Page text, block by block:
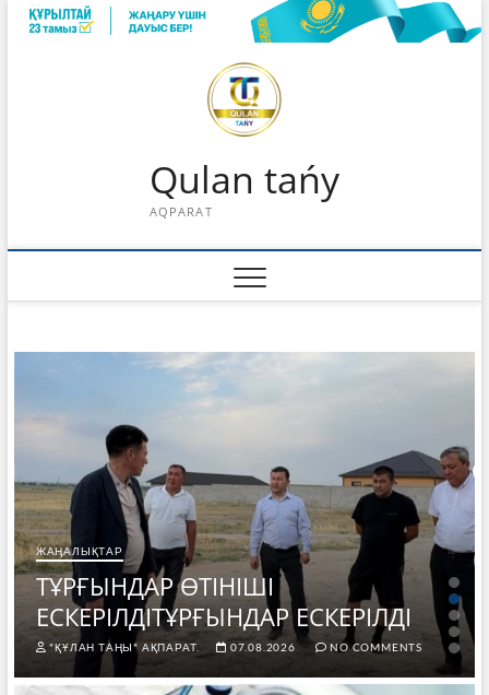
Skip
Qulan tańy
AQPARAT
ЖАҢАЛЫҚТАР
ТҰРҒЫНДАР ӨТІНІШІ
ЕСКЕРІЛДІТҰРҒЫНДАР ЕСКЕРІЛДІ
"ҚҰЛАН ТАҢЫ" АҚПАРАТ. 07.08.2026 NO COMMENTS